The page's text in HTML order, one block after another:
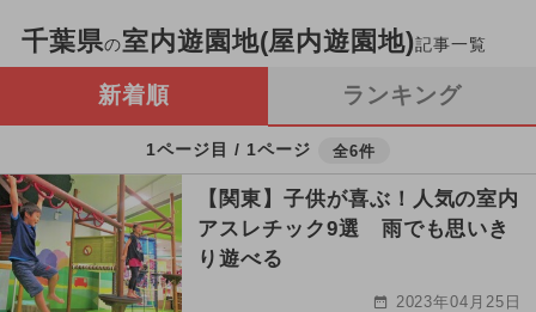
千葉県の室内遊園地(屋内遊園地)記事一覧
新着順 ランキング
1ページ目 / 1ページ 全6件
【関東】子供が喜ぶ！人気の室内
アスレチック9選 雨でも思いき
り遊べる
2023年04月25日